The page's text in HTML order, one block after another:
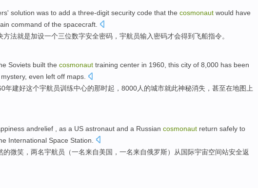
solution was to add a three-digit security code that the cosmonaut would have
command of the spacecraft
方法就是加设一个三位数字安全密码 ， 宇航员输入 密码才会得到飞船指令。
Soviets built the cosmonaut training center in 1960, this city of 8,000 has been
mystery, even left off maps
年建好这个宇航员训练中心的那时起，8000人的城市就此神秘消失， 甚至在地图上
andrelief , as a US astronaut and a Russian cosmonaut return safely to
International Space Station
的微笑 ，两名宇航员 （一名来自美国 ， 一名来自俄罗斯） 从国际宇宙空间站安全返